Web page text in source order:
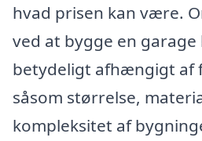
hvad prisen kan være.
ved at bygge en garage
betydeligt afhængigt af
såsom størrelse,
kompleksitet af